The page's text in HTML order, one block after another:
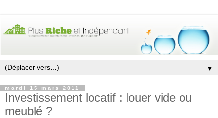
▼
mardi 15 mars 2011
Investissement locatif : louer vide ou
meublé ?